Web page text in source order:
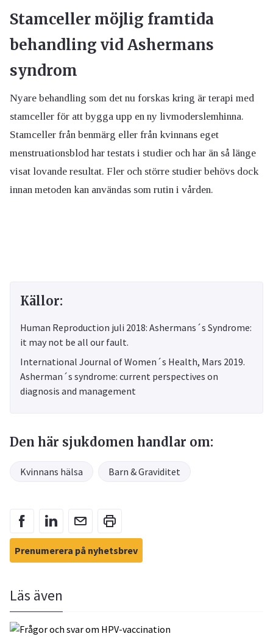
Stamceller möjlig framtida
behandling vid Ashermans
syndrom
Nyare behandling som det nu forskas kring är terapi med
stamceller för att bygga upp en ny livmoderslemhinna.
Stamceller från benmärg eller från kvinnans eget
menstruationsblod har testats i studier och har än så länge
visat lovande resultat. Fler och större studier behövs dock
innan metoden kan användas som rutin i vården.
Källor:
Human Reproduction juli 2018: Ashermans´s Syndrome:
it may not be all our fault.
International Journal of Women´s Health, Mars 2019.
Asherman´s syndrome: current perspectives on
diagnosis and management
Den här sjukdomen handlar om:
Kvinnans hälsa Barn & Graviditet
Prenumerera på nyhetsbrev
Läs även